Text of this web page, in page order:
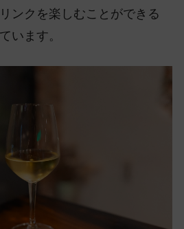
ンクを楽しむことができる
います。